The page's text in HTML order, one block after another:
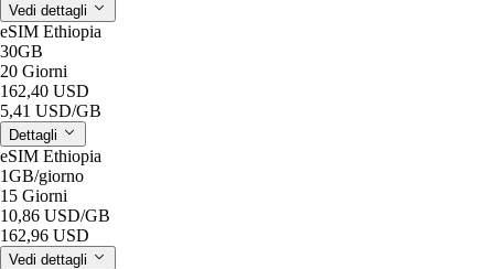
Vedi dettagli
eSIM Ethiopia
30GB
20 Giorni
162,40 USD
5,41 USD/GB
Dettagli
eSIM Ethiopia
1GB/giorno
15 Giorni
10,86 USD/GB
162,96 USD
Vedi dettagli